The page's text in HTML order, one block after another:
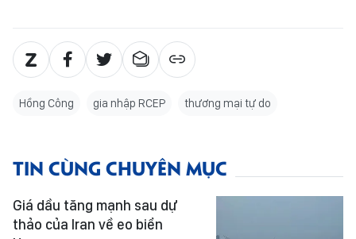
Hồng Công gia nhập RCEP thương mại tự do
TIN CÙNG CHUYÊN MỤC
Giá dầu tăng mạnh sau dự
thảo của Iran về eo biển